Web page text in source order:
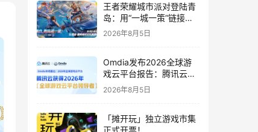
王者荣耀城市派对登陆青
岛：用“一城一策”链接海
洋场景，以双向奔赴带动
2026年8月5日
Omdia发布2026全球游
戏云平台报告：腾讯云连
续两年入选“领导者”象限
2026年8月5日
「摊开玩」独立游戏市集
正式开票！